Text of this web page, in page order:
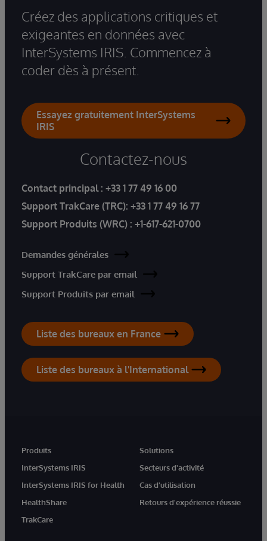
Créez des applications critiques et
exigeantes en données avec
InterSystems IRIS. Commencez à
coder dès à présent.
Essayez gratuitement InterSystems
IRIS
Contactez-nous
Contact principal : +33 1 77 49 16 00
Support TrakCare (TRC): +33 1 77 49 16 77
Support Produits (WRC) : +1-617-621-0700
Demandes générales
Support TrakCare par email
Support Produits par email
Liste des bureaux en France
Liste des bureaux à l'International
Produits
InterSystems IRIS
InterSystems IRIS for Health
HealthShare
TrakCare
Solutions
Secteurs d'activité
Cas d'utilisation
Retours d'expérience réussie